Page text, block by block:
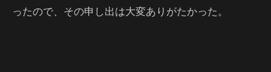
ったので、その申し出は大変ありがたかった。